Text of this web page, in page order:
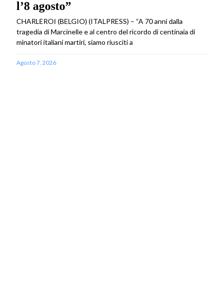
l’8 agosto”
CHARLEROI (BELGIO) (ITALPRESS) – “A 70 anni dalla
tragedia di Marcinelle e al centro del ricordo di centinaia di
minatori italiani martiri, siamo riusciti a
Agosto 7, 2026